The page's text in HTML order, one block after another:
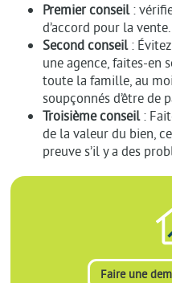
Premier conseil:
d’accord pour la vente.
Second conseil:
une agence, faites-en
toute la famille, au
soupçonnés d’être de
Troisième conseil:
de la valeur du bien,
preuve s’il y a des
Faire une